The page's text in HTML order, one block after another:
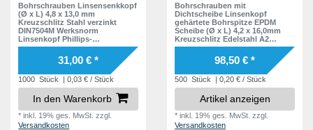
Bohrschrauben Linsensenkkopf
(Ø x L) 4,8 x 13,0 mm
Kreuzschlitz Stahl verzinkt
DIN7504M Werksnorm
Linsenkopf Phillips-
Kreuzschlitz PH -
Selbstbohrende Schraube -
Selbstschneidende
Selbstbohrschrauben
31,00 € *
1000 Stück | 0,03 € / Stück
In den Warenkorb
*inkl. 19% ges. MwSt. zzgl.
Versandkosten
Bohrschrauben mit
Dichtscheibe Linsenkopf
gehärtete Bohrspitze EPDM
Scheibe (Ø x L) 4,2 x 16,0mm
Kreuzschlitz Edelstahl A2
GOEBEL silberGL DIN7504M
Werksnorm Linsenkopf Phillips-
Kreuzschlitz PH Selbstbohrende
Schraube Selbstschneidende
98,50 € *
500 Stück | 0,20 € / Stück
Artikel anzeigen
*inkl. 19% ges. MwSt. zzgl.
Versandkosten